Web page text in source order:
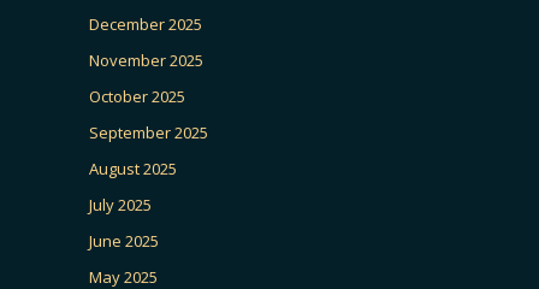
December 2025
November 2025
October 2025
September 2025
August 2025
July 2025
June 2025
May 2025